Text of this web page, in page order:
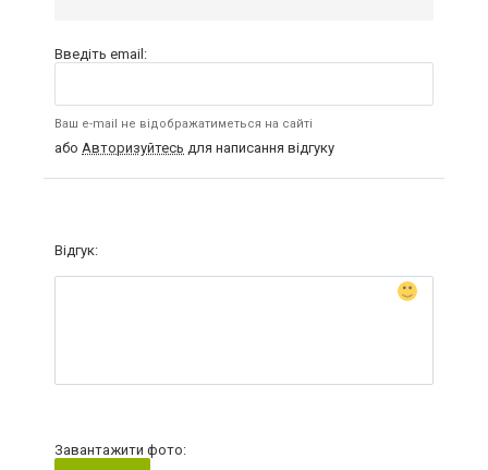
Введіть email:
Ваш e-mail не відображатиметься на сайті
або Авторизуйтесь для написання відгуку
Відгук:
Завантажити фото: